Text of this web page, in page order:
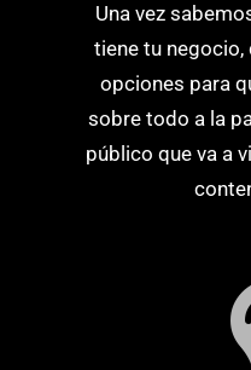
Una vez
tiene tu
opciones para
sobre todo a la
público que va a